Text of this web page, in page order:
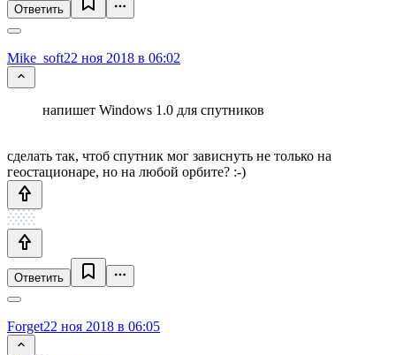
Ответить
Mike_soft22 ноя 2018 в 06:02
напишет Windows 1.0 для спутников
сделать так, чтоб спутник мог зависнуть не только на
геостационаре, но на любой орбите? :-)
Ответить
Forget22 ноя 2018 в 06:05